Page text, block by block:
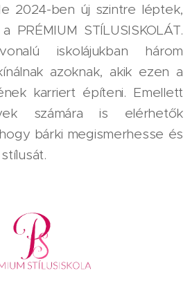
2024-ben új szintre léptek,
PRÉMIUM STÍLUSISKOLÁT.
iskolájukban három
azoknak, akik ezen a
karriert építeni. Emellett
számára is elérhetők
bárki megismerhesse és